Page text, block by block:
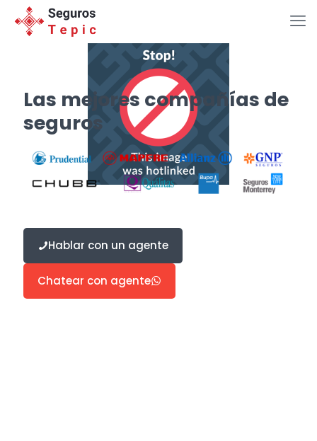
Las mejores compañías de
seguros
Hablar con un agente
Chatear con agente